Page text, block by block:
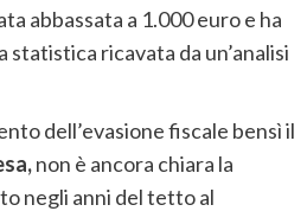
abbassata a 1.000 euro e ha
ricavata da un’analisi
dell’evasione fiscale bensì il
non è ancora chiara la
negli anni del tetto al